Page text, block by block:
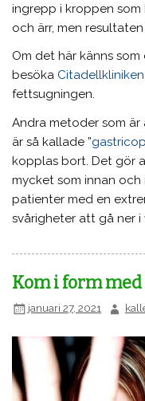
ingrepp i kroppen
och ärr, men
Om det här känns
besöka Citadellkliniken
fettsugningen.
Andra metoder som
är så kallade ”
kopplas bort. Det gör
mycket som innan
patienter med en
svårigheter att gå ner
Kom i form
januari 27, 2021